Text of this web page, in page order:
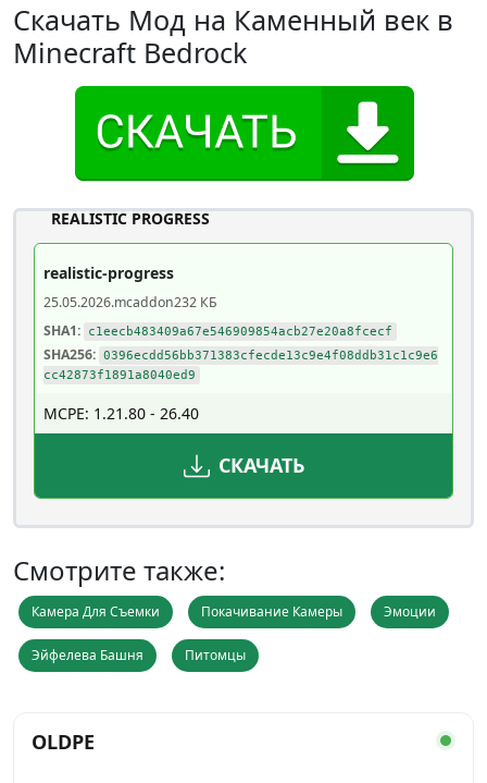
Скачать Мод на Каменный век в
Minecraft Bedrock
REALISTIC PROGRESS
realistic-progress
25.05.2026.mcaddon232 КБ
SHA1:
c1eecb483409a67e546909854acb27e20a8fcecf
SHA256: 0396ecdd56bb371383cfecde13c9e4f08ddb31c1c9e6
cc42873f1891a8040ed9
MCPE: 1.21.80 - 26.40
СКАЧАТЬ
Смотрите также:
Камера Для Съемки Покачивание Камеры Эмоции
Эйфелева Башня Питомцы
OLDPE